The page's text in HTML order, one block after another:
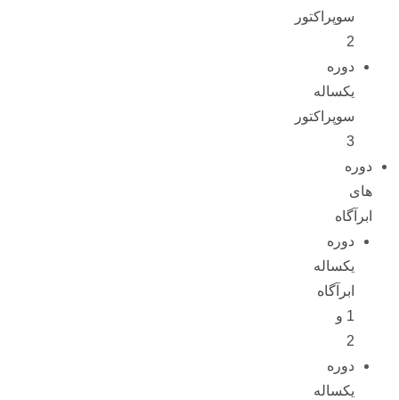
سوپراکتور
2
دوره
یکساله
سوپراکتور
3
دوره
های
ابرآگاه
دوره
یکساله
ابرآگاه
1 و
2
دوره
یکساله